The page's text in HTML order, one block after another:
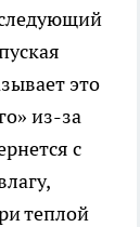
следующий
это
из-за
с
теплой